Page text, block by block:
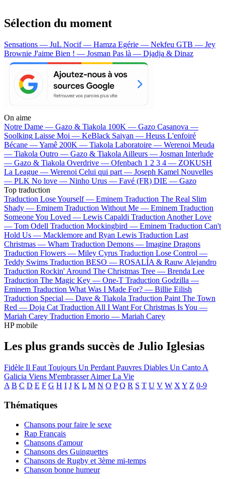
Sélection du moment
Sensations — JuL Nocif — Hamza Egérie — Nekfeu GTB — Jey
Brownie J'aime Bien ! — Josman Pas là — Djadja & Dinaz
On aime
Notre Dame — Gazo & Tiakola 100K — Gazo Casanova —
Soolking Laisse Moi — KeBlack Saiyan — Heuss L'enfoiré
Bécane —Yamê 200K — Tiakola Laboratoire — Werenoi Meuda
— Tiakola Outro — Gazo & Tiakola Ailleurs — Josman Interlude
— Gazo & Tiakola Overdrive — Ofenbach 1 2 3 4 — ZOKUSH
La League — Werenoi Celui qui part — Joseph Kamel Nouvelles
— PLK No love — Ninho Urus — Favé (FR) DIE — Gazo
Top traduction
Traduction Lose Yourself — Eminem Traduction The Real Slim
Shady — Eminem Traduction Without Me — Eminem Traduction
Someone You Loved — Lewis Capaldi Traduction Another Love
— Tom Odell Traduction Mockingbird — Eminem Traduction Can't
Hold Us — Macklemore and Ryan Lewis Traduction Last
Christmas — Wham Traduction Demons — Imagine Dragons
Traduction Flowers — Miley Cyrus Traduction Lose Control —
Teddy Swims Traduction BESO — ROSALÍA & Rauw Alejandro
Traduction Rockin' Around The Christmas Tree — Brenda Lee
Traduction The Magic Key — One-T Traduction Godzilla —
Eminem Traduction What Was I Made For? — Billie Eilish
Traduction Special — Dave & Tiakola Traduction Paint The Town
Red — Doja Cat Traduction All I Want For Christmas Is You —
Mariah Carey Traduction Emorio — Mariah Carey
HP mobile
Les plus grands succès de Julio Iglesias
Fidèle Il Faut Toujours Un Perdant Pauvres Diables Un Canto A
Galicia Viens M'embrasserAimer La Vie
A B C D E F G H I J K L M N O P Q R S T U V W X Y Z 0-9
Thématiques
Chansons pour faire le sexe
Rap Français
Chansons d'amour
Chansons des Guinguettes
Chansons de Rugby et 3ème mi-temps
Chanson bonne humeur